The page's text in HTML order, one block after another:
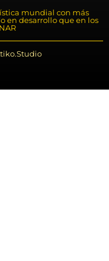
mundial con más
en desarrollo que en los